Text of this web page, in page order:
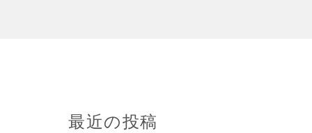
最近の投稿